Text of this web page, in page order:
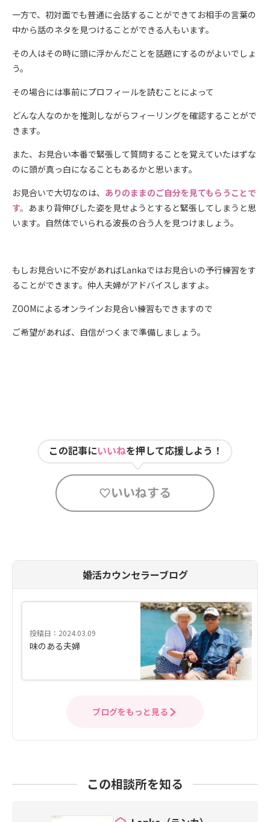
一方で、初対面でも普通に会話することができてお相手の言葉の
中から話のネタを見つけることができる人もいます。
その人はその時に頭に浮かんだことを話題にするのがよいでしょ
う。
その場合には事前にプロフィールを読むことによって
どんな人なのかを推測しながらフィーリングを確認することがで
きます。
また、お見合い本番で緊張して質問することを覚えていたはずな
のに頭が真っ白になることもあるかと思います。
お見合いで大切なのは、 ありのままのご自分を見てもらうことで
す。 あまり背伸びした姿を見せようとすると緊張してしまうと思
います。自然体でいられる波長の合う人を見つけましょう。
もしお見合いに不安があればLankaではお見合いの予行練習をす
ることができます。仲人夫婦がアドバイスしますよ。
ZOOMによるオンラインお見合い練習もできますので
ご希望があれば、自信がつくまで準備しましょう。
この記事にいいねを押して応援しよう！
いいねする
婚活カウンセラーブログ
投稿日：2024.03.09
味のある夫婦
ブログをもっと見る
この相談所を知る